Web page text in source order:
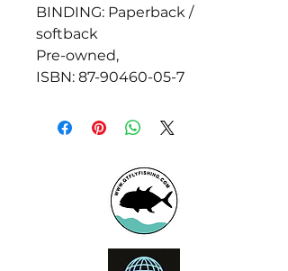
BINDING: Paperback /
softback
Pre-owned,
ISBN: 87-90460-05-7